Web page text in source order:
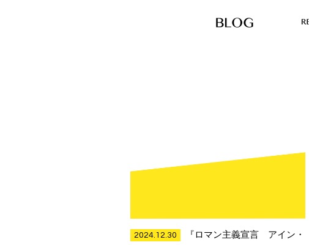
2024.12.30
『ロマン主義宣言 アイン・